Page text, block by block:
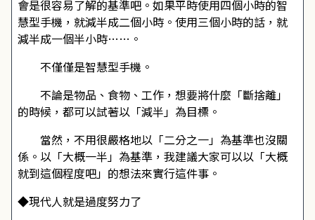
會是很容易了解的基準吧。如果平時使用四個小時的智
慧型手機，就減半成二個小時。使用三個小時的話，就
減半成一個半小時……。
不僅僅是智慧型手機。
不論是物品、食物、工作，想要將什麼「斷捨離」
的時候，都可以試著以「減半」為目標。
當然，不用很嚴格地以「二分之一」為基準也沒關
係。以「大概一半」為基準，我建議大家可以以「大概
就到這個程度吧」的想法來實行這件事。
◆現代人就是過度努力了